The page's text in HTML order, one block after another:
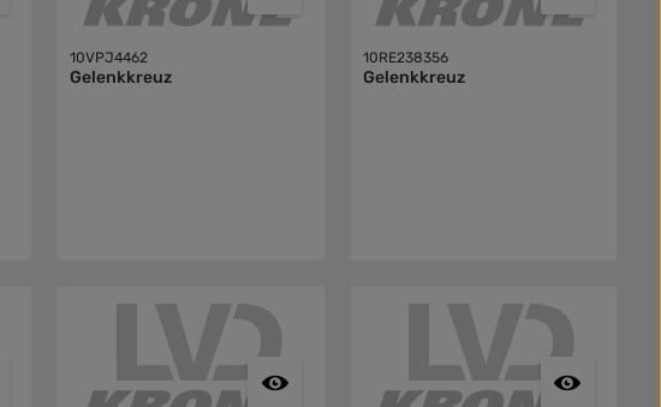
10VPJ4462
Gelenkkreuz
10RE238356
Gelenkkreuz